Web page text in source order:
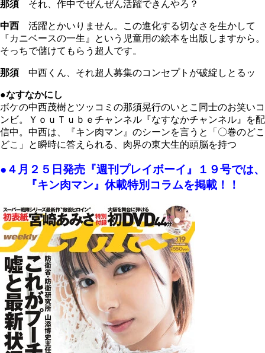
那須 それ、作中でぜんぜん活躍できんやろ？
中西 活躍とかいりません。この進化する切なさを生かして
『カニベースの一生』という児童用の絵本を出版しますから。
そっちで儲けてもらう超人です。
那須 中西くん、それ超人募集のコンセプトが破綻しとるッ
●なすなかにし
ボケの中西茂樹とツッコミの那須晃行のいとこ同士のお笑いコ
ンビ。ＹｏｕＴｕｂｅチャンネル『なすなかチャンネル』を配
信中。中西は、『キン肉マン』のシーンを言うと「〇巻のどこ
どこ」と瞬時に答えられる、肉界の東大生的頭脳を持つ
●４月２５日発売『週刊プレイボーイ』１９号では、
『キン肉マン』休載特別コラムを掲載！！